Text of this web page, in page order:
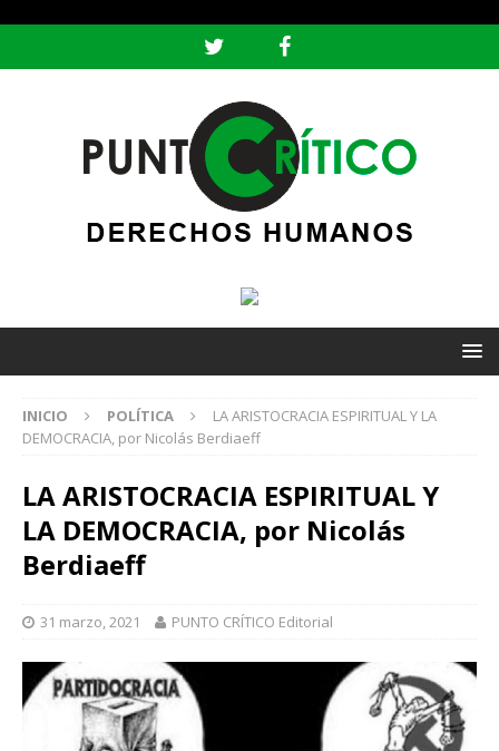
INICIO POLÍTICA
LA ARISTOCRACIA ESPIRITUAL Y LA
DEMOCRACIA, por Nicolás Berdiaeff
LA ARISTOCRACIA ESPIRITUAL Y
LA DEMOCRACIA, por Nicolás
Berdiaeff
31 marzo, 2021 PUNTO CRÍTICO Editorial